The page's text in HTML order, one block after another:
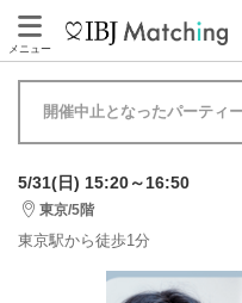
メニュー
開催中止となったパーティ
5/31(日) 15:20～16:50
東京/5階
東京駅から徒歩1分